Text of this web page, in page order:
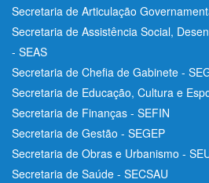
Secretaria de Articulação
Secretaria de Assistência Social,
- SEAS
Secretaria de Chefia de Gabinete -
Secretaria de Educação, Cultura e
Secretaria de Finanças - SEFIN
Secretaria de Gestão - SEGEP
Secretaria de Obras e Urbanismo -
Secretaria de Saúde - SECSAU